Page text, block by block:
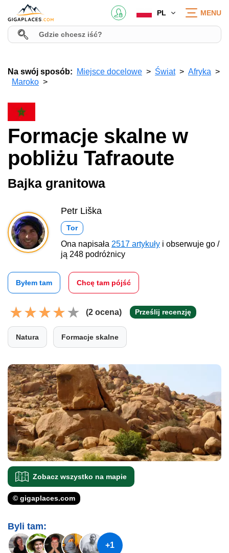
PL MENU
Na swój sposób: Miejsce docelowe Świat
Afryka
Maroko
Formacje skalne w
pobliżu Tafraoute
Bajka granitowa
Petr Liška
Tor
Ona napisała 2517 artykuły i obserwuje go /
ją 248 podróżnicy
Byłem tam Chcę tam pójść
(2 ocena) Prześlij recenzję
Natura Formacje skalne
Zobacz wszystko na mapie
© gigaplaces.com
Byli tam:
+1